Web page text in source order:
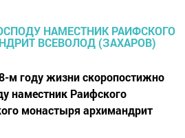
м году жизни скоропостижно
наместник Раифского
монастыря архимандрит